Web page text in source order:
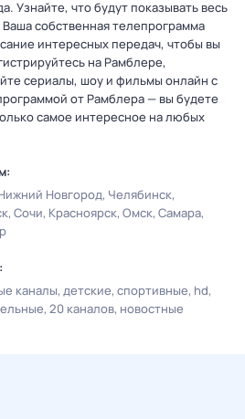
Узнайте, что будут показывать весь
собственная телепрограмма
интересных передач, чтобы вы
на Рамблере,
сериалы, шоу и фильмы онлайн с
от Рамблера — вы будете
самое интересное на любых
Новгород Челябинск
Сочи Красноярск Омск Самара
каналы детские спортивные hd
20 каналов новостные